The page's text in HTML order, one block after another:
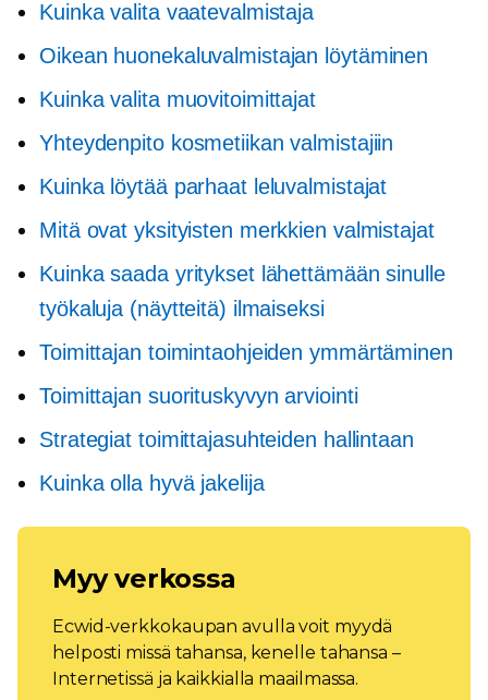
Kuinka valita vaatevalmistaja
Oikean huonekaluvalmistajan löytäminen
Kuinka valita muovitoimittajat
Yhteydenpito kosmetiikan valmistajiin
Kuinka löytää parhaat leluvalmistajat
Mitä ovat yksityisten merkkien valmistajat
Kuinka saada yritykset lähettämään sinulle
työkaluja (näytteitä) ilmaiseksi
Toimittajan toimintaohjeiden ymmärtäminen
Toimittajan suorituskyvyn arviointi
Strategiat toimittajasuhteiden hallintaan
Kuinka olla hyvä jakelija
Myy verkossa
Ecwid-verkkokaupan avulla voit myydä
helposti missä tahansa, kenelle tahansa –
Internetissä ja kaikkialla maailmassa.